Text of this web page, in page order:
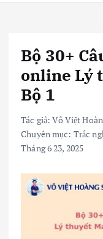
Bộ 30+
online Lý
Bộ 1
Tác giả:Võ Việt
Chuyên mục: Trắc
Tháng 6 23, 2025